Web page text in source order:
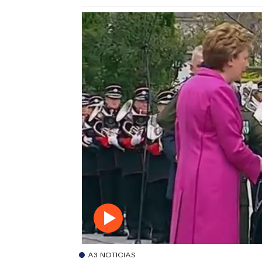
A3 NOTICIAS